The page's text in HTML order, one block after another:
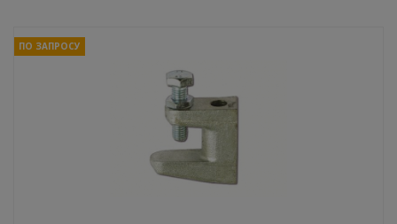
ПО ЗАПРОСУ